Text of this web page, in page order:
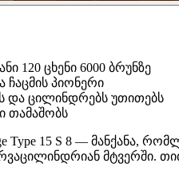
120 ცხენი 6000 ბრუნზე
ჩაცმის პიონერი
და ცილინდრებს უთითებს
თამაშობს
15 S 8 — მანქანა,
მტვერში.